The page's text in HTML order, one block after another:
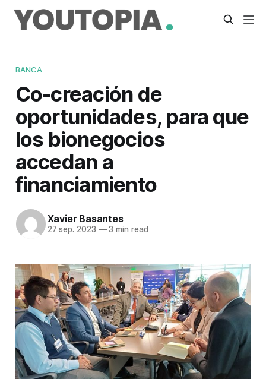
BANCA
Co-creación de
oportunidades, para que
los bionegocios
accedan a
financiamiento
Xavier Basantes
27 sep. 2023 —3 min read